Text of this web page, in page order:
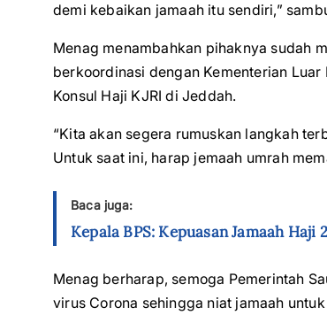
demi kebaikan jamaah itu sendiri,”
Menag menambahkan pihaknya sudah
berkoordinasi dengan Kementerian
Konsul Haji KJRI di Jeddah.
“Kita akan segera rumuskan langkah
Untuk saat ini, harap jemaah umrah
Baca juga:
Kepala BPS: Kepuasan Jamaah
Menag berharap, semoga Pemerintah
virus Corona sehingga niat jamaah